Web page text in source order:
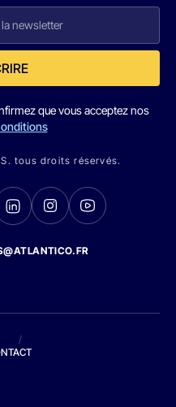
que vous acceptez nos
tous droits réservés.
/